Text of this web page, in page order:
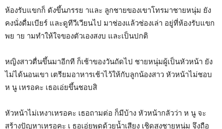
ห้องรับแขกก็ ดังขึ้นภรรย าและ ลูกชายของเขาโทรมาชายหนุ่ม ยัง
คงนั่งดื่มเบียร์ และดูทีวีเวียนไป มาช่องแล้วช่องเล่า อยู่ที่ห้องรับแขก
พย าย ามทำให้ใจของตัวเองสงบ และเป็นปกติ
หญิงสาวตื่นขึ้นมาอีกที ก็เช้าของวันถัดไป ชายหนุ่มผู้เป็นหัวหน้า ยัง
ไม่ได้นอนเขา เตรียมอาหารเช้าไว้ให้กับลูกน้องสาว หัวหน้าไม่ชอบ
ห นู เหรอคะ เธอเอ่ยขึ้นชอบสิ
หัวหน้าไม่เหงาเหรอคะ เธอถามต่อ ก็มีบ้าง หัวหน้ากลัวว่า ห นู จะ
สร้างปัญหาเหรอคะ เ ธอเอ่ยพูดด้วยน้ำเสียง เชิดสูงชายหนุ่ม จึงถือ